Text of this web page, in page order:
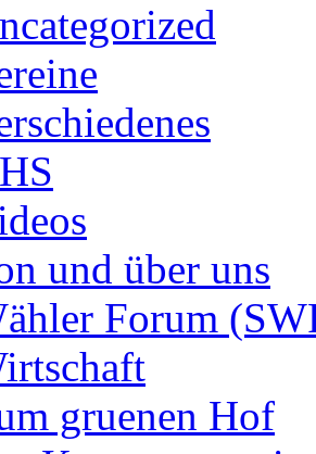
und über uns
Forum
gruenen Hof